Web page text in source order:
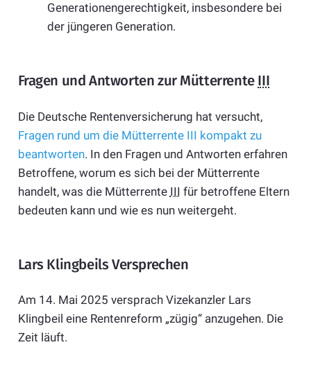
Generationengerechtigkeit, insbesondere bei
der jüngeren Generation.
Fragen und Antworten zur Mütterrente III
Die Deutsche Rentenversicherung hat versucht,
Fragen rund um die Mütterrente III kompakt zu
beantworten. In den Fragen und Antworten erfahren
Betroffene, worum es sich bei der Mütterrente
handelt, was die Mütterrente III für betroffene Eltern
bedeuten kann und wie es nun weitergeht.
Lars Klingbeils Versprechen
Am 14. Mai 2025 versprach Vizekanzler Lars
Klingbeil eine Rentenreform „zügig“ anzugehen. Die
Zeit läuft.